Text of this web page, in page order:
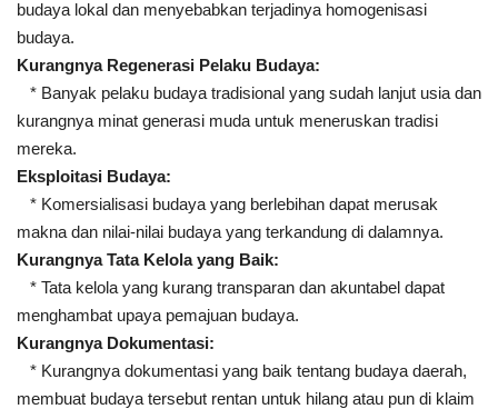
budaya lokal dan menyebabkan terjadinya homogenisasi
budaya.
Kurangnya Regenerasi Pelaku Budaya:
* Banyak pelaku budaya tradisional yang sudah lanjut usia dan
kurangnya minat generasi muda untuk meneruskan tradisi
mereka.
Eksploitasi Budaya:
* Komersialisasi budaya yang berlebihan dapat merusak
makna dan nilai-nilai budaya yang terkandung di dalamnya.
Kurangnya Tata Kelola yang Baik:
* Tata kelola yang kurang transparan dan akuntabel dapat
menghambat upaya pemajuan budaya.
Kurangnya Dokumentasi:
* Kurangnya dokumentasi yang baik tentang budaya daerah,
membuat budaya tersebut rentan untuk hilang atau pun di klaim